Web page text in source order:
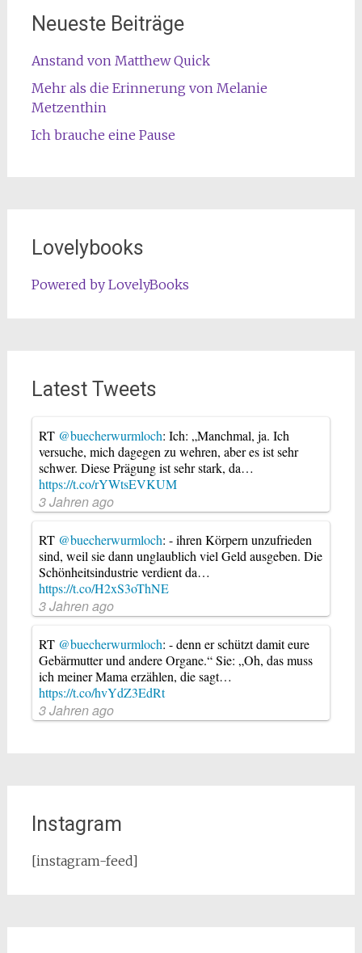
Neueste Beiträge
Anstand von Matthew Quick
Mehr als die Erinnerung von Melanie
Metzenthin
Ich brauche eine Pause
Lovelybooks
Powered by LovelyBooks
Latest Tweets
RT @buecherwurmloch: Ich: „Manchmal, ja. Ich
versuche, mich dagegen zu wehren, aber es ist sehr
schwer. Diese Prägung ist sehr stark, da…
https://t.co/rYWtsEVKUM
3 Jahren ago
RT @buecherwurmloch: - ihren Körpern unzufrieden
sind, weil sie dann unglaublich viel Geld ausgeben. Die
Schönheitsindustrie verdient da…
https://t.co/H2xS3oThNE
3 Jahren ago
RT @buecherwurmloch: - denn er schützt damit eure
Gebärmutter und andere Organe.“ Sie: „Oh, das muss
ich meiner Mama erzählen, die sagt…
https://t.co/hvYdZ3EdRt
3 Jahren ago
Instagram
[instagram-feed]